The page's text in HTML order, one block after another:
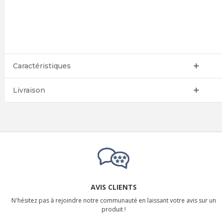
Caractéristiques
Livraison
AVIS CLIENTS
N'hésitez pas à rejoindre notre communauté en laissant votre avis sur un
produit !